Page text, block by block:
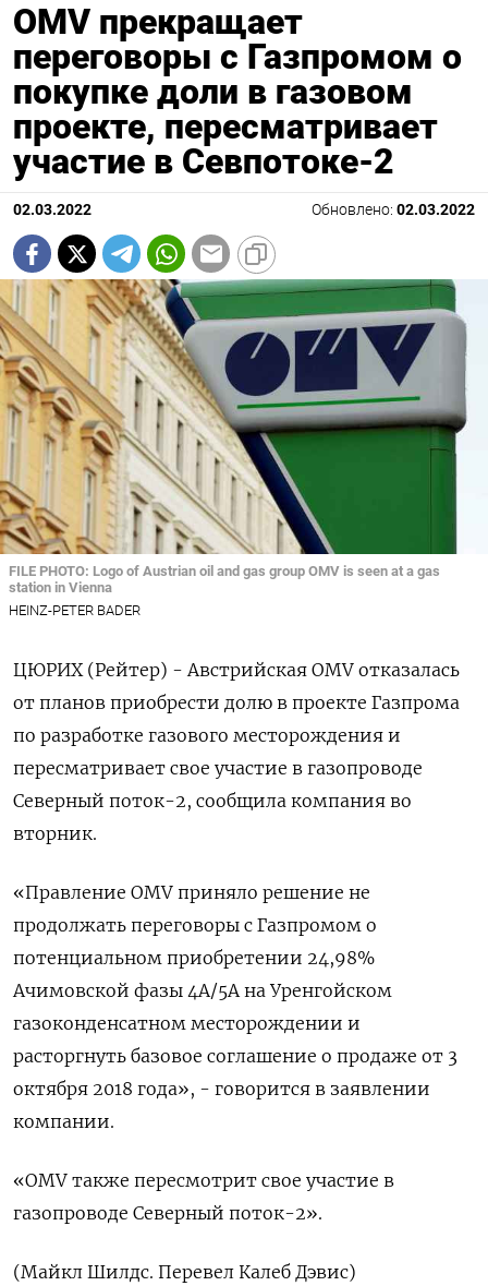
OMV прекращает
переговоры с Газпромом о
покупке доли в газовом
проекте, пересматривает
участие в Севпотоке-2
02.03.2022 Обновлено: 02.03.2022
FILE PHOTO: Logo of Austrian oil and gas group OMV is seen at a gas
station in Vienna
HEINZ-PETER BADER
ЦЮРИХ (Рейтер) - Австрийская OMV отказалась
от планов приобрести долю в проекте Газпрома
по разработке газового месторождения и
пересматривает свое участие в газопроводе
Северный поток-2, сообщила компания во
вторник.
«Правление OMV приняло решение не
продолжать переговоры с Газпромом о
потенциальном приобретении 24,98%
Ачимовской фазы 4А/5А на Уренгойском
газоконденсатном месторождении и
расторгнуть базовое соглашение о продаже от 3
октября 2018 года», - говорится в заявлении
компании.
«OMV также пересмотрит свое участие в
газопроводе Северный поток-2».
(Майкл Шилдс. Перевел Калеб Дэвис)